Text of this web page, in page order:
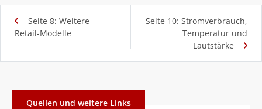
Seite 8: Weitere
Retail-Modelle
Seite 10: Stromverbrauch,
Temperatur und
Lautstärke
Quellen und weitere Links